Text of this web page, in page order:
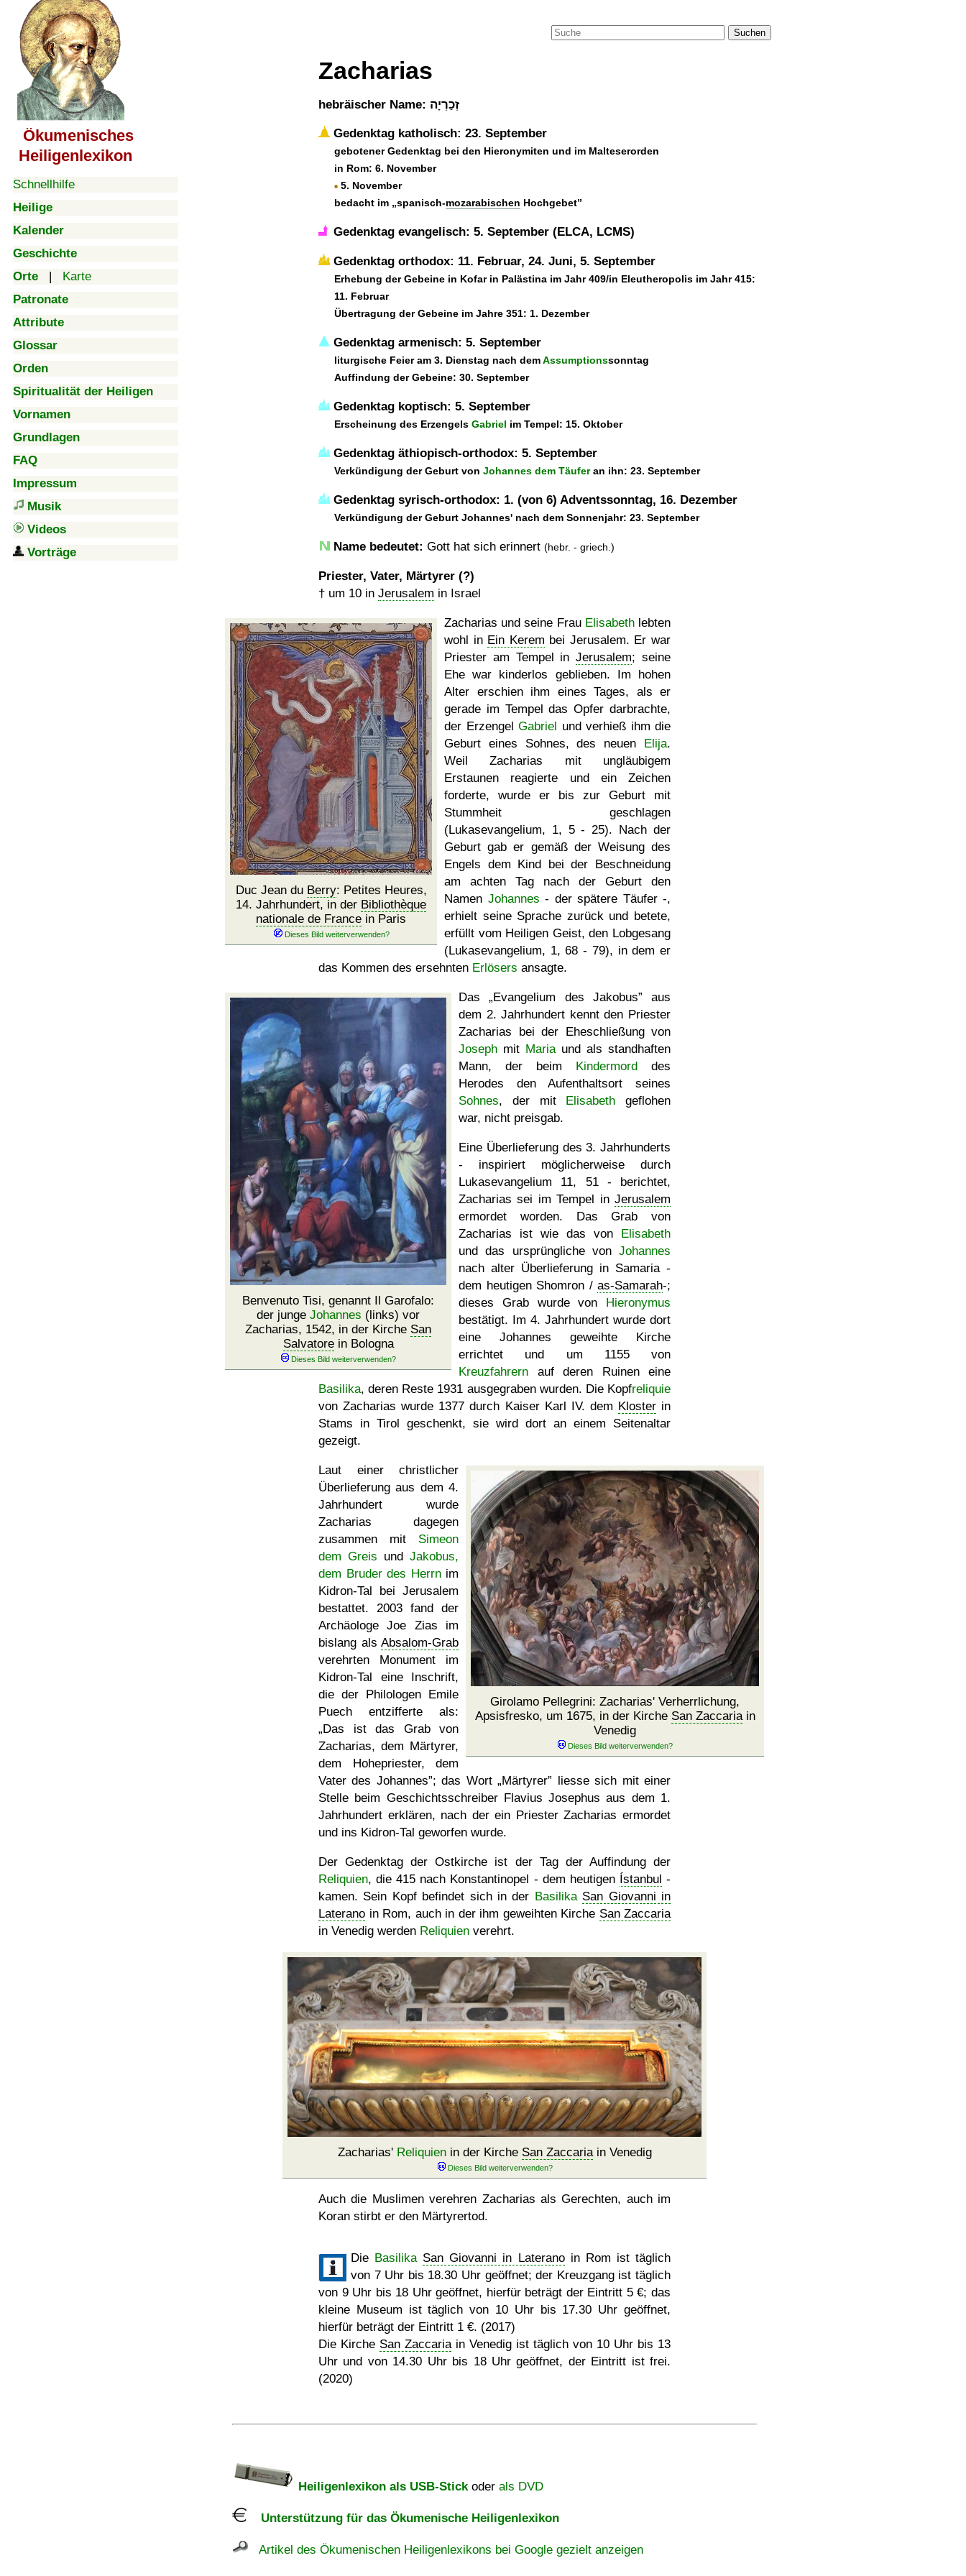
Ökumenisches
Heiligenlexikon
Schnellhilfe
Heilige
Kalender
Geschichte
Orte | Karte
Patronate
Attribute
Glossar
Orden
Spiritualität der Heiligen
Vornamen
Grundlagen
FAQ
Impressum
Musik
Videos
Vorträge
Suchen
Zacharias
hebräischer Name: זְכַרְיָה
Gedenktag katholisch: 23. September
gebotener Gedenktag bei den Hieronymiten und im Malteserorden
in Rom: 6. November
5. November
bedacht im
spanisch-mozarabischen Hochgebet
Gedenktag evangelisch: 5. September (ELCA, LCMS)
Gedenktag orthodox: 11. Februar, 24. Juni, 5. September
Erhebung der Gebeine in Kofar in Palästina im Jahr 409/in Eleutheropolis im Jahr 415:
11. Februar
Übertragung der Gebeine im Jahre 351: 1. Dezember
Gedenktag armenisch: 5. September
liturgische Feier am 3. Dienstag nach demAssumptionssonntag
Auffindung der Gebeine: 30. September
Gedenktag koptisch: 5. September
Erscheinung des Erzengels Gabriel im Tempel: 15. Oktober
Gedenktag äthiopisch-orthodox: 5. September
Verkündigung der Geburt von Johannes dem Täuferan ihn: 23. September
Gedenktag syrisch-orthodox: 1. (von 6) Adventssonntag, 16. Dezember
Verkündigung der Geburt Johannes' nach dem Sonnenjahr: 23. September
Name bedeutet: Gott hat sich erinnert (hebr. - griech.)
Priester, Vater, Märtyrer (?)
† um 10 in Jerusalem in Israel
Duc Jean du Berry: Petites Heures,
14. Jahrhundert, in der Bibliothèque
nationale de France in Paris
Zacharias und seine Frau Elisabethlebten
wohl in Ein Kerem bei Jerusalem. Er war
Priester am Tempel inJerusalem; seine
Ehe war kinderlos geblieben. Im hohen
Alter erschien ihm eines Tages, als er
gerade im Tempel das Opfer darbrachte,
der Erzengel Gabriel und verhieß ihm die
Geburt eines Sohnes, des neuen Elija.
Weil Zacharias mit ungläubigem
Erstaunen reagierte und ein Zeichen
forderte, wurde er bis zur Geburt mit
Stummheit geschlagen
(Lukasevangelium, 1, 5 - 25). Nach der
Geburt gab er gemäß der Weisung des
Engels dem Kind bei der Beschneidung
am achten Tag nach der Geburt den
Namen Johannes - der spätere Täufer -,
erhielt seine Sprache zurück und betete,
erfüllt vom Heiligen Geist, den Lobgesang
(Lukasevangelium, 1, 68 - 79), in dem er
das Kommen des ersehnten Erlösers ansagte.
Benvenuto Tisi, genannt Il Garofalo:
der junge Johannes (links) vor
Zacharias, 1542, in der Kirche San
Salvatorein Bologna
Das Evangelium des Jakobus
aus
dem 2. Jahrhundert kennt den Priester
Zacharias bei der Eheschließung von
Joseph mit Mariaund als standhaften
Mann, der beim Kindermord des
Herodes den Aufenthaltsort seines
Sohnes, der mit Elisabeth geflohen
war, nicht preisgab.
Eine Überlieferung des 3. Jahrhunderts
- inspiriert möglicherweise durch
Lukasevangelium 11, 51 - berichtet,
Zacharias sei im Tempel in Jerusalem
ermordet worden. Das Grab von
Zacharias ist wie das von Elisabeth
und das ursprüngliche von Johannes
nach alter Überlieferung in Samaria -
dem heutigen Shomron / as-Samarah-;
dieses Grab wurde von Hieronymus
bestätigt. Im 4. Jahrhundert wurde dort
eine Johannes geweihte Kirche
errichtet und um 1155 von
Kreuzfahrern auf deren Ruinen eine
Basilika, deren Reste 1931 ausgegraben wurden. Die Kopfreliquie
von Zacharias wurde 1377 durch Kaiser Karl IV. dem Klosterin
Stams in Tirol geschenkt, sie wird dort an einem Seitenaltar
gezeigt.
Girolamo Pellegrini: Zacharias' Verherrlichung,
Apsisfresko, um 1675, in der Kirche San Zaccariain
Venedig
Laut einer christlicher
Überlieferung aus dem 4.
Jahrhundert wurde
Zacharias dagegen
zusammen mit Simeon
dem Greis und Jakobus,
dem Bruder des Herrnim
Kidron-Tal bei Jerusalem
bestattet. 2003 fand der
Archäologe Joe Zias im
bislang als Absalom-Grab
verehrten Monument im
Kidron-Tal eine Inschrift,
die der Philologen Emile
Puech entzifferte als:
Das ist das Grab von
Zacharias, dem Märtyrer,
dem Hohepriester, dem
Vater des Johannes ; das Wort Märtyrer
liesse sich mit einer
Stelle beim Geschichtsschreiber Flavius Josephus aus dem 1.
Jahrhundert erklären, nach der ein Priester Zacharias ermordet
und ins Kidron-Tal geworfen wurde.
Der Gedenktag der Ostkirche ist der Tag der Auffindung der
Reliquien, die 415 nach Konstantinopel - dem heutigen Ístanbul -
kamen. Sein Kopf befindet sich in der Basilika San Giovanni in
Laterano in Rom, auch in der ihm geweihten Kirche San Zaccaria
in Venedig werden Reliquien verehrt.
Zacharias' Reliquienin der Kirche San Zaccariain Venedig
Auch die Muslimen verehren Zacharias als Gerechten, auch im
Koran stirbt er den Märtyrertod.
Die Basilika San Giovanni in Lateranoin Rom ist täglich
von 7 Uhr bis 18.30 Uhr geöffnet; der Kreuzgang ist täglich
von 9 Uhr bis 18 Uhr geöffnet, hierfür beträgt der Eintritt 5 €; das
kleine Museum ist täglich von 10 Uhr bis 17.30 Uhr geöffnet,
hierfür beträgt der Eintritt 1 €. (2017)
Die Kirche San Zaccariain Venedig ist täglich von 10 Uhr bis 13
Uhr und von 14.30 Uhr bis 18 Uhr geöffnet, der Eintritt ist frei.
(2020)
Heiligenlexikon als USB-Stickoder als DVD
Unterstützung für das Ökumenische Heiligenlexikon
Artikel des Ökumenischen Heiligenlexikons bei Google gezielt anzeigen